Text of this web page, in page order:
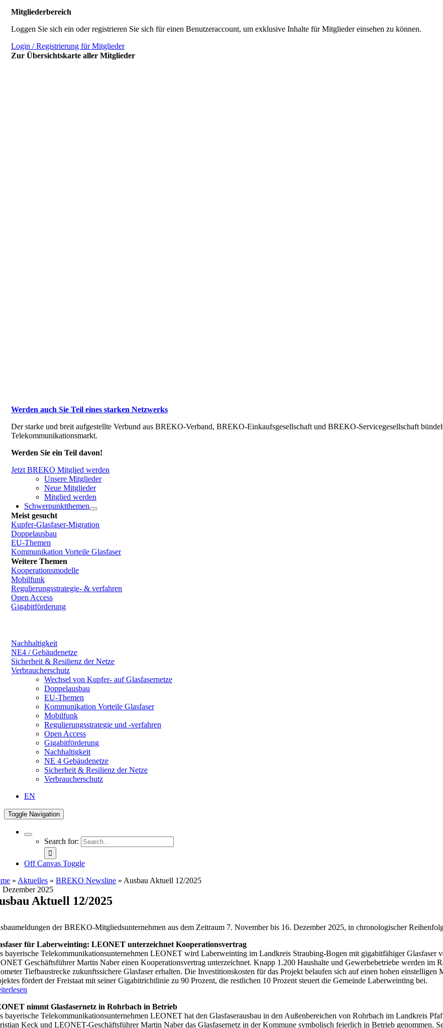
Mitgliederbereich
Loggen Sie sich ein oder registrieren Sie sich für einen Benutzeraccount, um exklusive Inhalte für Mitglieder einsehen zu können.
Login / Registrierung für Mitglieder
Zur Übersichtskarte aller Mitglieder
Werden auch Sie Teil eines starken Netzwerks
Der starke und breit aufgestellte Verbund aus BREKO-Verband, BREKO-Einkaufsgesellschaft und BREKO-Servicegesellschaft
Telekommunikationsmarkt.
Werden Sie ein Teil davon!
Jetzt BREKO Mitglied werden
Unsere Mitglieder
Neue Mitglieder
Mitglied werden
Schwerpunktthemen
Meist gesucht
Kupfer-Glasfaser-Migration
Doppelausbau
EU-Themen
Kommunikation Vorteile Glasfaser
Weitere Themen
Kooperationsmodelle
Mobilfunk
Regulierungsstrategie- & verfahren
Open Access
Gigabitförderung
Nachhaltigkeit
NE4 / Gebäudenetze
Sicherheit & Resilienz der Netze
Verbraucherschutz
Wechsel von Kupfer- auf Glasfasernetze
Doppelausbau
EU-Themen
Kommunikation Vorteile Glasfaser
Mobilfunk
Regulierungsstrategie und -verfahren
Open Access
Gigabitförderung
Nachhaltigkeit
NE 4 Gebäudenetze
Sicherheit & Resilienz der Netze
Verbraucherschutz
EN
Toggle Navigation
Search for:
Off Canvas Toggle
» Aktuelles »BREKO Newsline » Ausbau Aktuell 12/2025
Dezember 2025
Aktuell 12/2025
der BREKO-Mitgliedsunternehmen aus dem Zeitraum 7. November bis 16. Dezember 2025, in chronologischer
für Laberweinting: LEONET unterzeichnet Kooperationsvertrag
bayerische Telekommunikationsunternehmen LEONET wird Laberweinting im Landkreis Straubing-Bogen mit gigabitfähiger Glasfaser
Geschäftsführer Martin Naber einen Kooperationsvertrag unterzeichnet. Knapp 1.200 Haushalte und Gewerbebetriebe werden im
Tiefbaustrecke zukunftssichere Glasfaser erhalten. Die Investitionskosten für das Projekt belaufen sich auf einen hohen
fördert der Freistaat mit seiner Gigabitrichtlinie zu 90 Prozent, die restlichen 10 Prozent steuert die Gemeinde Laberweinting bei.
nimmt Glasfasernetz in Rohrbach in Betrieb
bayerische Telekommunikationsunternehmen LEONET hat den Glasfaserausbau in den Außenbereichen von Rohrbach im Landkreis
Keck und LEONET-Geschäftsführer Martin Naber das Glasfasernetz in der Kommune symbolisch feierlich in Betrieb genommen.